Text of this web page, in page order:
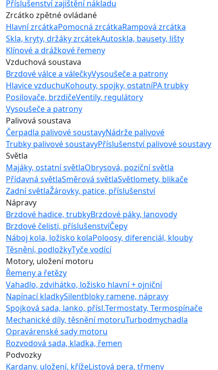
Příslušenství zajištění nákladu
Zrcátko zpětné ovládané
Hlavní zrcátkaPomocná zrcátkaRampová zrcátka
Skla, kryty, držáky zrcátekAutoskla, bausety, lišty
Klínové a drážkové řemeny
Vzduchová soustava
Brzdové válce a válečkyVysoušeče a patrony
Hlavice vzduchuKohouty, spojky, ostatníPA trubky
Posilovače, brzdičeVentily, regulátory
Vysoušeče a patrony
Palivová soustava
Čerpadla palivové soustavyNádrže palivové
Trubky palivové soustavyPříslušenství palivové soustavy
Světla
Majáky, ostatní světlaObrysová, poziční světla
Přídavná světlaSměrová světlaSvětlomety, blikače
Zadní světlaŽárovky, patice, příslušenství
Nápravy
Brzdové hadice, trubkyBrzdové páky, lanovody
Brzdové čelisti, příslušenstvíČepy
Náboj kola, ložisko kolaPoloosy, diferenciál, klouby
Těsnění, podložkyTyče vodící
Motory, uložení motoru
Řemeny a řetězy
Vahadlo, zdvihátko, ložisko hlavní + ojniční
Napínací kladkySilentbloky ramene, nápravy
Spojková sada, lanko, přísl.Termostaty, Termospínače
Mechanické díly, těsnění motoruTurbodmychadla
Opravárenské sady motoru
Rozvodová sada, kladka, řemen
Podvozky
Kardany, uložení, křížeListová pera, třmeny